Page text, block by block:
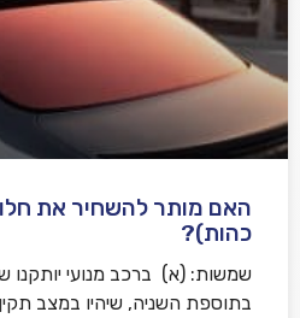
האם מותר להשחיר את
כהות)?
שמשות: (א) ברכב מנועי יותקנו
בתוספת השניה, שיהיו במצב